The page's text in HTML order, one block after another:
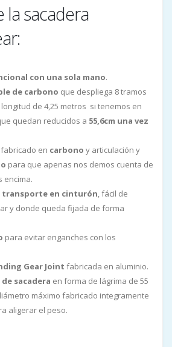
la sacadera
con una sola mano.
de carbono que despliega 8 tramos
de 4,25 metros si tenemos en
quedan reducidos a 55,6cm una vez
en carbono y articulación y
para que apenas nos demos cuenta de
encima.
transporte en cinturón, fácil de
y donde queda fijada de forma
para evitar enganches con los
Gear Joint fabricada en aluminio.
sacadera en forma de lágrima de 55
máximo fabricado integramente
aligerar el peso.